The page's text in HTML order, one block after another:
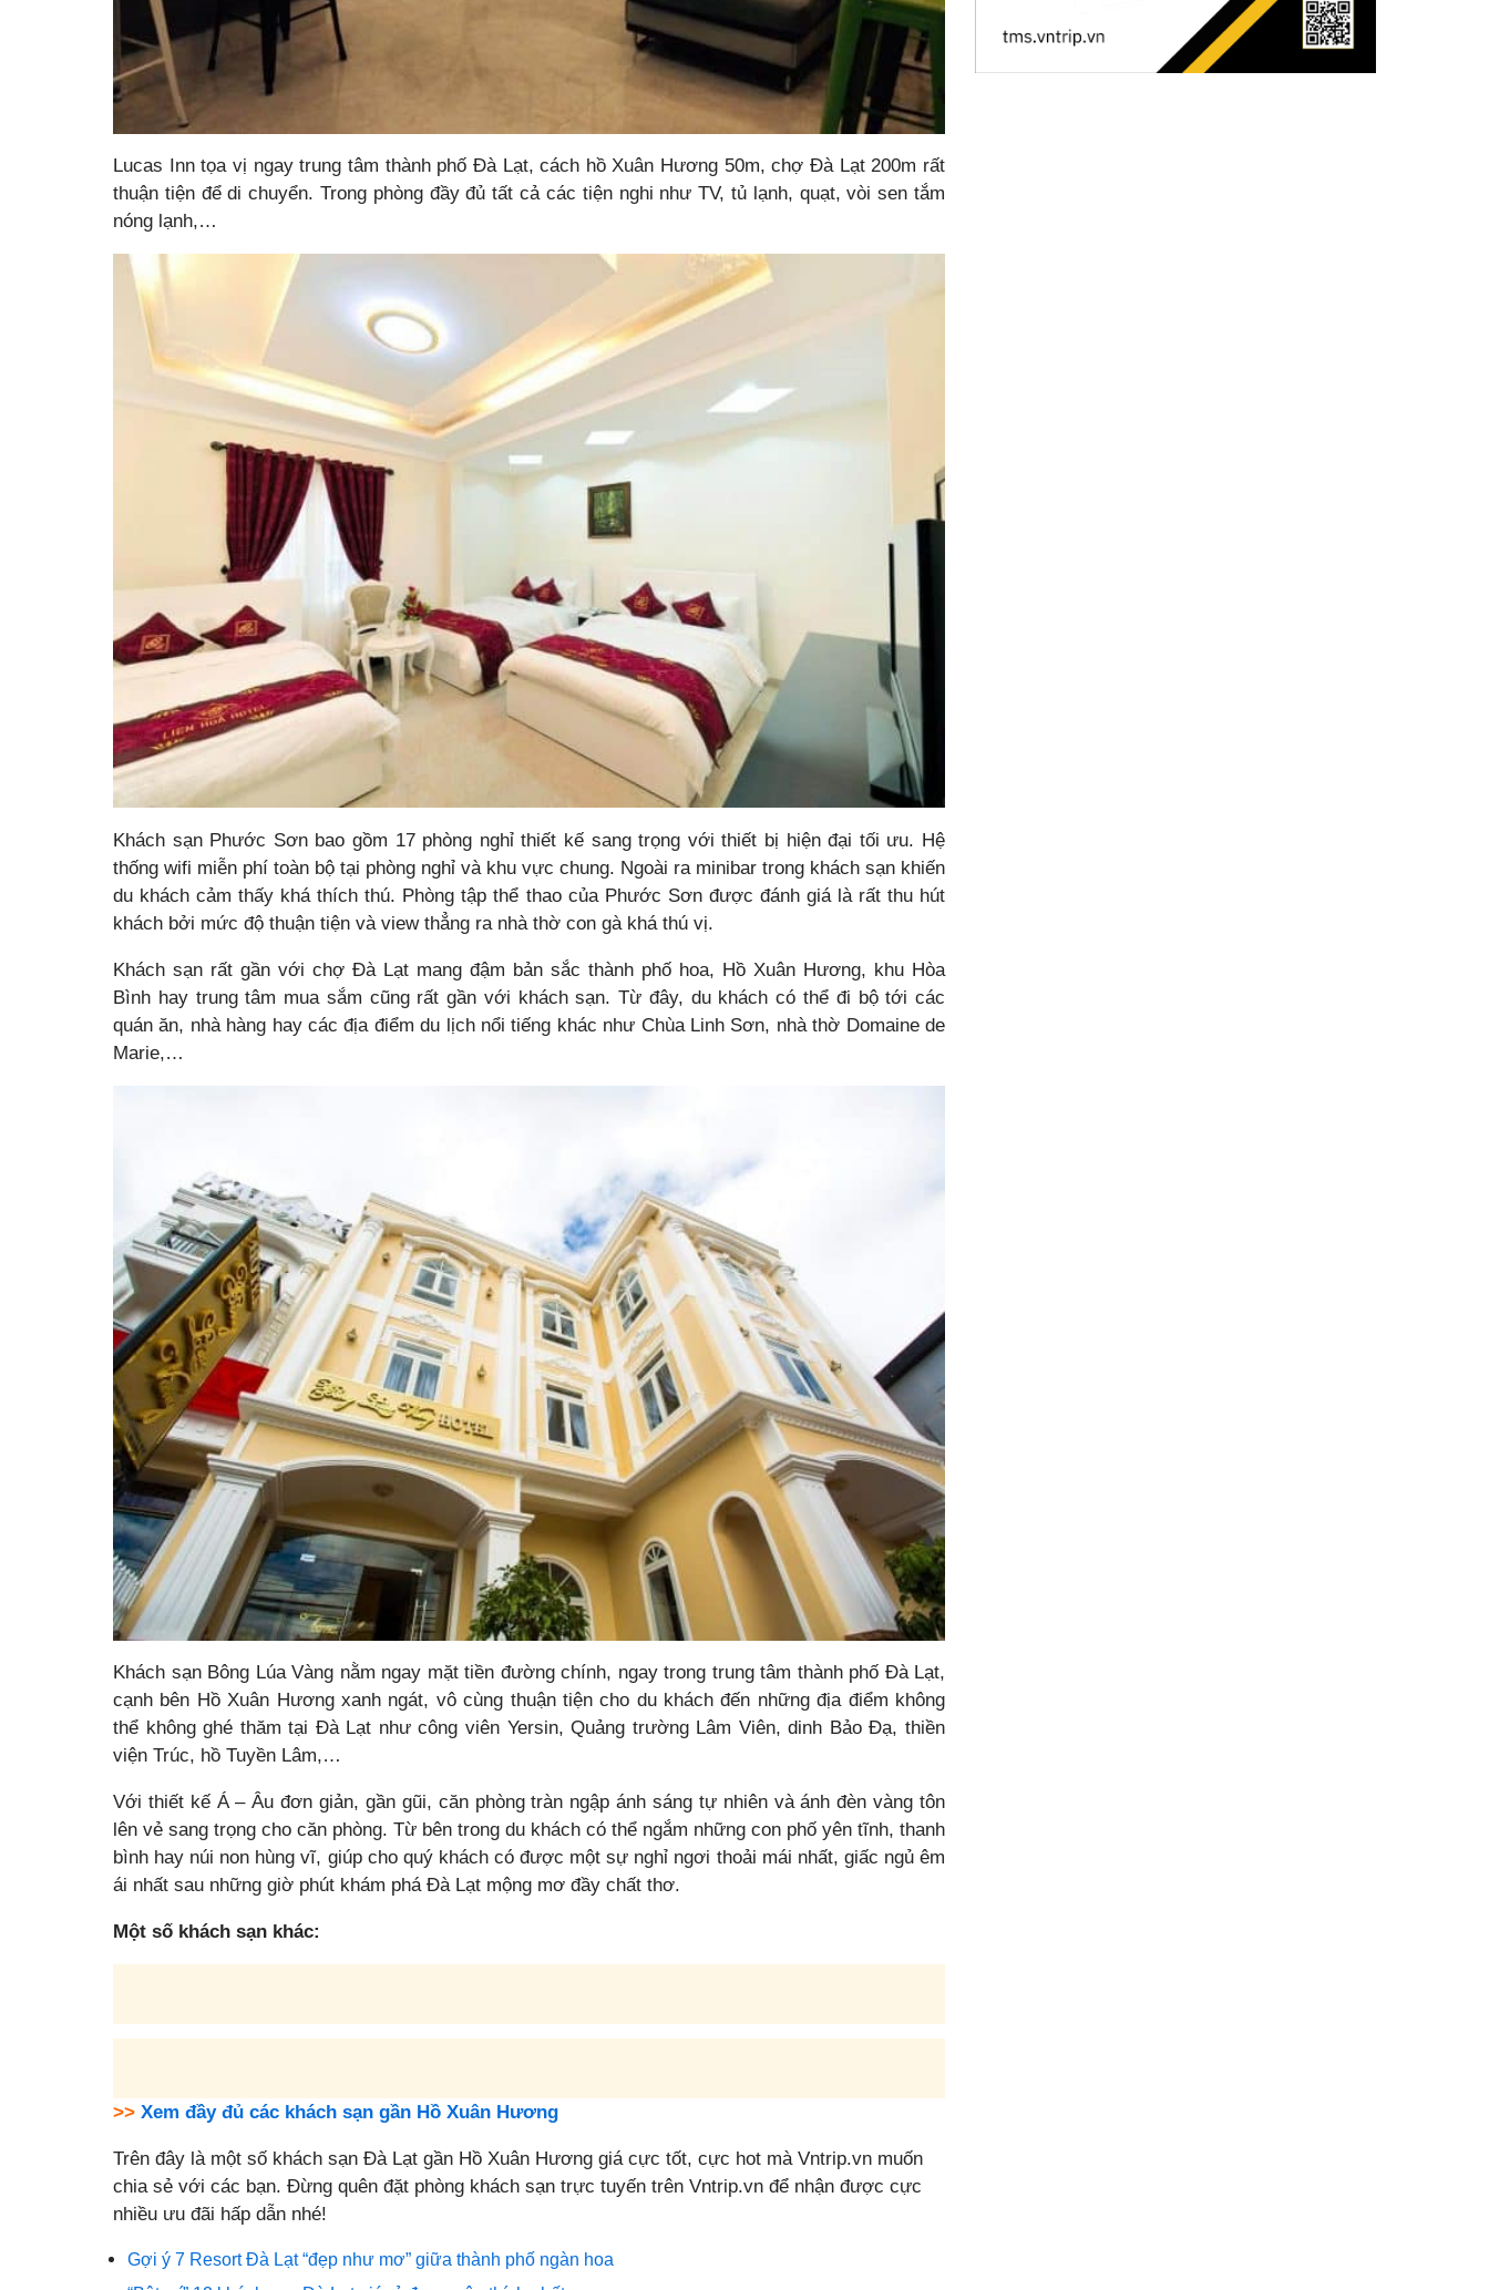
Lucas Inn tọa vị ngay trung tâm thành phố Đà Lạt, cách hồ Xuân Hương 50m, chợ Đà Lạt 200m rất
thuận tiện để di chuyển. Trong phòng đầy đủ tất cả các tiện nghi như TV, tủ lạnh, quạt, vòi sen tắm
nóng lạnh,…
Khách sạn Phước Sơn bao gồm 17 phòng nghỉ thiết kế sang trọng với thiết bị hiện đại tối ưu. Hệ
thống wifi miễn phí toàn bộ tại phòng nghỉ và khu vực chung. Ngoài ra minibar trong khách sạn khiến
du khách cảm thấy khá thích thú. Phòng tập thể thao của Phước Sơn được đánh giá là rất thu hút
khách bởi mức độ thuận tiện và view thẳng ra nhà thờ con gà khá thú vị.
Khách sạn rất gần với chợ Đà Lạt mang đậm bản sắc thành phố hoa, Hồ Xuân Hương, khu Hòa
Bình hay trung tâm mua sắm cũng rất gần với khách sạn. Từ đây, du khách có thể đi bộ tới các
quán ăn, nhà hàng hay các địa điểm du lịch nổi tiếng khác như Chùa Linh Sơn, nhà thờ Domaine de
Marie,…
Khách sạn Bông Lúa Vàng nằm ngay mặt tiền đường chính, ngay trong trung tâm thành phố Đà Lạt,
cạnh bên Hồ Xuân Hương xanh ngát, vô cùng thuận tiện cho du khách đến những địa điểm không
thể không ghé thăm tại Đà Lạt như công viên Yersin, Quảng trường Lâm Viên, dinh Bảo Đạ, thiền
viện Trúc, hồ Tuyền Lâm,…
Với thiết kế Á – Âu đơn giản, gần gũi, căn phòng tràn ngập ánh sáng tự nhiên và ánh đèn vàng tôn
lên vẻ sang trọng cho căn phòng. Từ bên trong du khách có thể ngắm những con phố yên tĩnh, thanh
bình hay núi non hùng vĩ, giúp cho quý khách có được một sự nghỉ ngơi thoải mái nhất, giấc ngủ êm
ái nhất sau những giờ phút khám phá Đà Lạt mộng mơ đầy chất thơ.
Một số khách sạn khác:
>> Xem đầy đủ các khách sạn gần Hồ Xuân Hương
Trên đây là một số khách sạn Đà Lạt gần Hồ Xuân Hương giá cực tốt, cực hot mà Vntrip.vn muốn
chia sẻ với các bạn. Đừng quên đặt phòng khách sạn trực tuyến trên Vntrip.vn để nhận được cực
nhiều ưu đãi hấp dẫn nhé!
Gợi ý 7 Resort Đà Lạt “đẹp như mơ” giữa thành phố ngàn hoa